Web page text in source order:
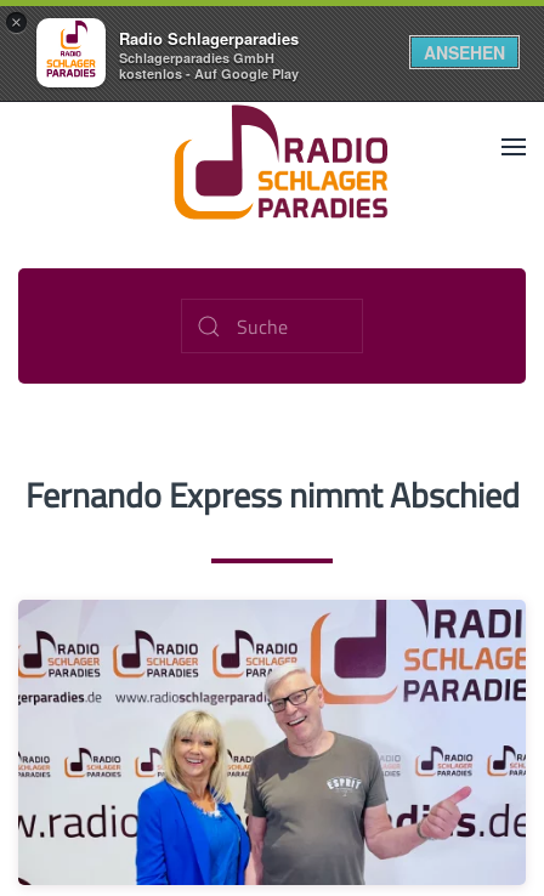
×
Radio Schlagerparadies
Schlagerparadies GmbH
kostenlos - Auf Google Play
ANSEHEN
Fernando Express nimmt Abschied